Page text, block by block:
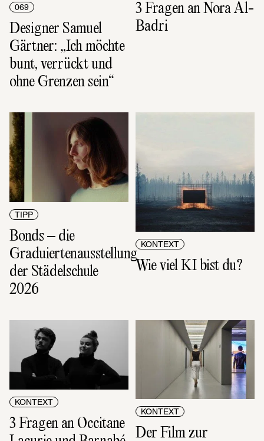
069
Designer Samuel
Gärtner: „Ich möchte
bunt, verrückt und
ohne Grenzen sein“
3 Fragen an Nora Al-
Badri
TIPP
Bonds – die
Graduiertenausstellung
der Städelschule
2026
KONTEXT
Wie viel KI bist du?
KONTEXT
3 Fragen an Occitane
KONTEXT
Der Film zur